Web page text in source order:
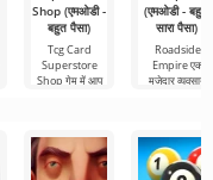
Shop (एमओडी -
बहुत पैसा)
Tcg Card
Superstore
Shop गेम में आप
(एमओडी - बहुत
सारा पैसा)
Roadside
Empire एक
मज़ेदार व्यवसाय